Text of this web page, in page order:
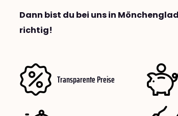
Dann bist du bei uns in
richtig!
Transparente Preise